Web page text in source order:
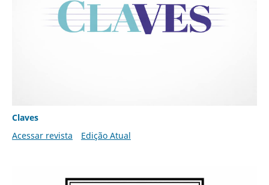
Claves
Acessar revista
Edição Atual